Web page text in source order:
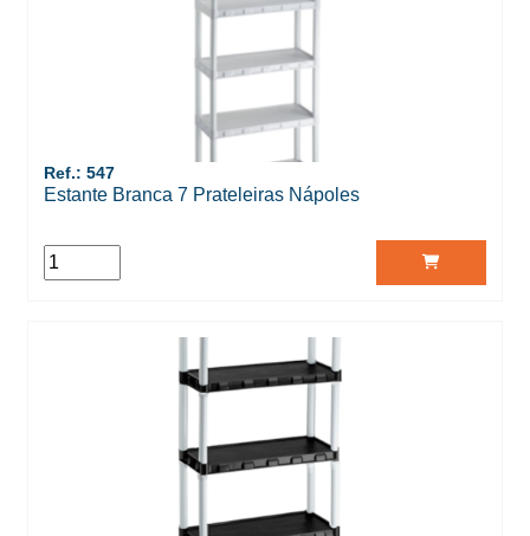
Ref.: 547
Estante Branca 7 Prateleiras Nápoles